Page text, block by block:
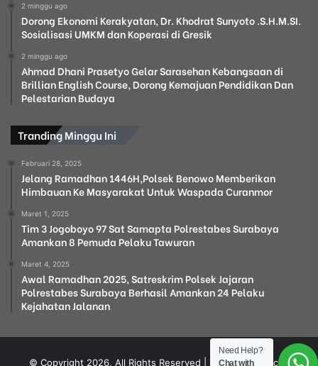
2 minggu ago
Dorong Ekonomi Kerakyatan, Dr. Khodrat Sunyoto .S.H.M.SI.
Sosialisasi UMKM dan Koperasi di Gresik
2 minggu ago
Ahmad Dhani Prasetyo Gelar Sarasehan Kebangsaan di
Brillian English Course, Dorong Kemajuan Pendidikan Dan
Pelestarian Budaya
Tranding Minggu Ini
Februari 28, 2025
Jelang Ramadhan 1446H,Polsek Benowo Memberikan
Himbauan Ke Masyarakat Untuk Waspada Curanmor
Maret 1, 2025
Tim 3 Jogoboyo 97 Sat Samapta Polrestabes Surabaya
Amankan 8 Pemuda Pelaku Tawuran
Maret 4, 2025
Awal Ramadhan 2025, Satreskrim Polsek Jajaran
Polrestabes Surabaya Berhasil Amankan 24 Pelaku
Kejahatan Jalanan
© Copyright 2026, All Rights Reserved | Design by Intech .
Need Help?
Chat with